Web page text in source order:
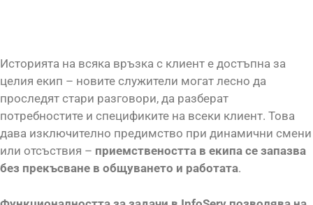
Историята на всяка връзка с клиент е достъпна за
целия екип – новите служители могат лесно да
проследят стари разговори, да разберат
потребностите и спецификите на всеки клиент. Това
дава изключително предимство при динамични смени
или отсъствия – приемствеността в екипа се запазва
без прекъсване в общуването и работата.